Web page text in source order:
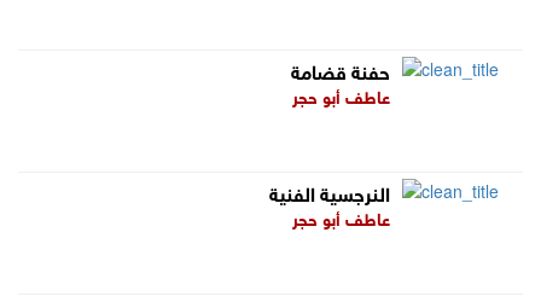
حفنة قضامة
عاطف أبو حجر
النرجسية الفنية
عاطف أبو حجر